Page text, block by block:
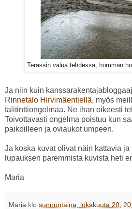
Terassin valua tehdessä, homman
Ja niin kuin
Rinnetalo Hirvimäentiellä, myös
talitinttiongelmaa. Ne ihan oikeesti
Toivottavasti ongelma poistuu kun
paikoilleen ja oviaukot umpeen.
Ja koska kuvat olivat näin kattavia
lupauksen paremmista kuvista heti
Maria
Maria klo sunnuntaina, lokakuuta 20,